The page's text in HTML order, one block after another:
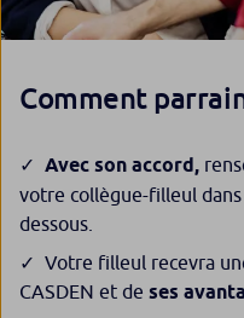
Comment
Avec son accord,
votre collègue-filleul
dessous.
Votre filleul recevra
CASDEN et de ses